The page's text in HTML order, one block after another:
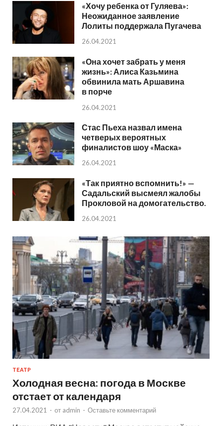
«Хочу ребенка от Гуляева»:
Неожиданное заявление
Лолиты поддержала Пугачева
26.04.2021
«Она хочет забрать у меня
жизнь»: Алиса Казьмина
обвинила мать Аршавина
в порче
26.04.2021
Стас Пьеха назвал имена
четверых вероятных
финалистов шоу «Маска»
26.04.2021
«Так приятно вспомнить!» —
Садальский высмеял жалобы
Прокловой на домогательство.
26.04.2021
ТЕАТР
Холодная весна: погода в Москве
отстает от календаря
27.04.2021 - от admin - Оставьте комментарий